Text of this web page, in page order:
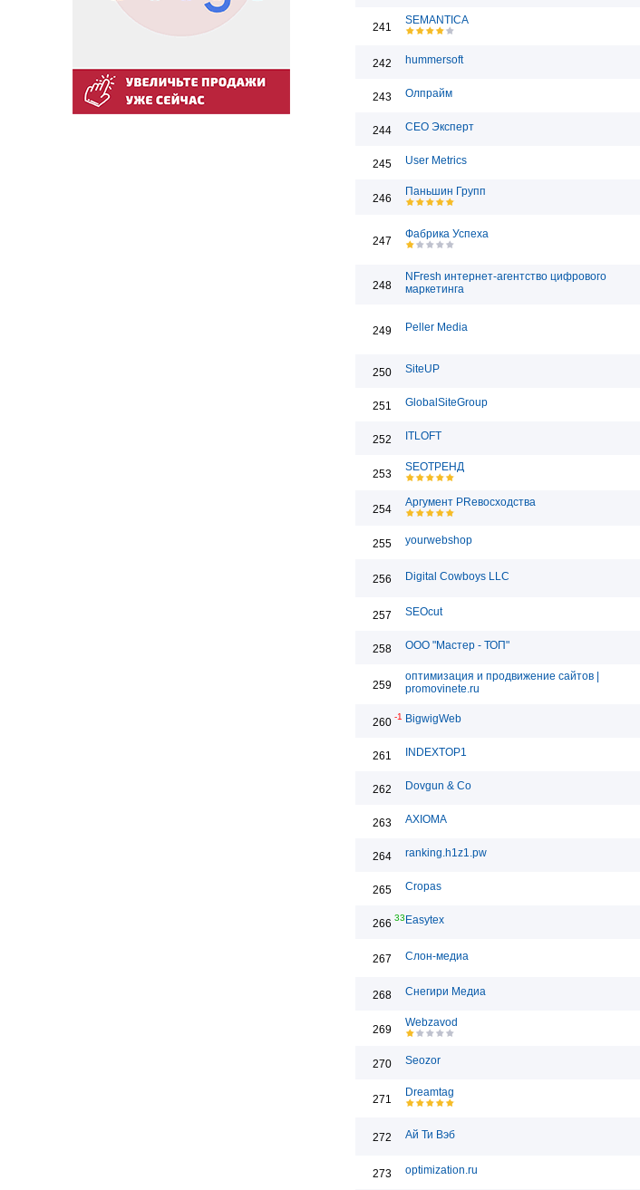
241
SEMANTICA
242 hummersoft
243 Олпрайм
244 СЕО Эксперт
245 User Metrics
246
Паньшин Групп
247
Фабрика Успеха
248
NFresh интернет-агентство цифрового
маркетинга
249 Peller Media
250 SiteUP
251 GlobalSiteGroup
252 ITLOFT
253
SEOТРЕНД
254
Аргумент PRевосходства
255 yourwebshop
256 Digital Cowboys LLC
257 SEOcut
258 ООО "Мастер - ТОП"
259
оптимизация и продвижение сайтов |
promovinete.ru
260 -1 BigwigWeb
261 INDEXTOP1
262 Dovgun & Co
263 AXIOMA
264 ranking.h1z1.pw
265 Cropas
266 33 Easytex
267 Слон-медиа
268 Снегири Медиа
269
Webzavod
270 Seozor
271
Dreamtag
272 Ай Ти Вэб
273 optimization.ru